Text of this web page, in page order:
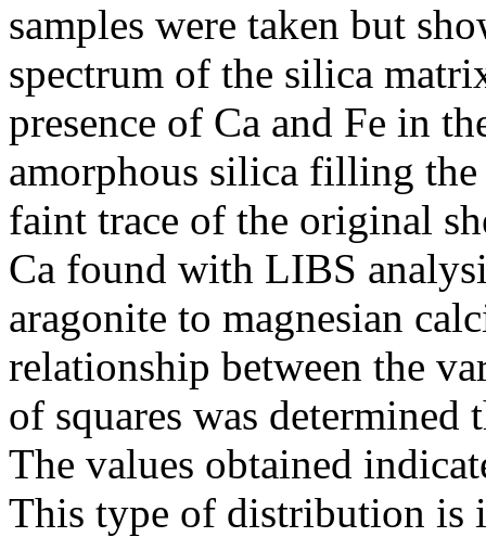
samples were taken but
spectrum of the silica
presence of Ca and Fe in
amorphous silica filling the
faint trace of the original
Ca found with LIBS
aragonite to magnesian
relationship between the
of squares was determined
The values obtained
This type of distribution is